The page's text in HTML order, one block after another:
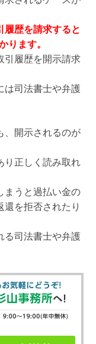
履歴を請求すると
ります。
引履歴を開示請求
は司法書士や弁護
、開示されるのが
り正しく読み取れ
まうと過払い金の
を拒否されたり
る司法書士や弁護